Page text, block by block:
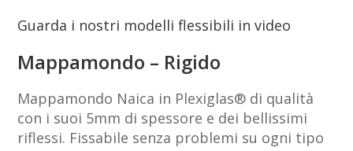
Guarda i nostri modelli flessibili in video
Mappamondo – Rigido
Mappamondo Naica in Plexiglas® di qualità
con i suoi 5mm di spessore e dei bellissimi
riflessi. Fissabile senza problemi su ogni tipo